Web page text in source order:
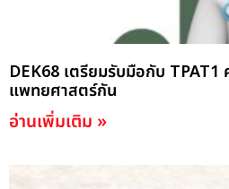
DEK68 เตรียมรับมือกับ TPAT1
แพทยศาสตร์กัน
อ่านเพิ่มเติม »